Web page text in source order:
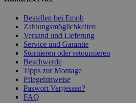
Bestellen bei Emob
Zahlungsmöglichkeiten
Versand und Lieferung
Service und Garantie
Stornieren oder retournieren
Beschwerde
Tipps zur Montage
Pflegehinweise
Paswort Vergessen?
FAQ